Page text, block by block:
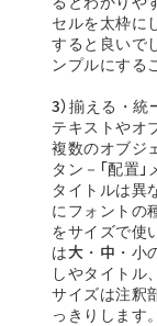
セルを太枠に
すると良いで
ンプルにする
3）揃える・統
テキストやオ
複数のオブジ
タン－「配置
タイトルは異
にフォントの
をサイズで使
は大・中・小
しやタイトル
サイズは注釈
っきりします。